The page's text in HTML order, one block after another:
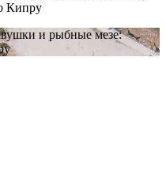
Кипру
и рыбные мезе: